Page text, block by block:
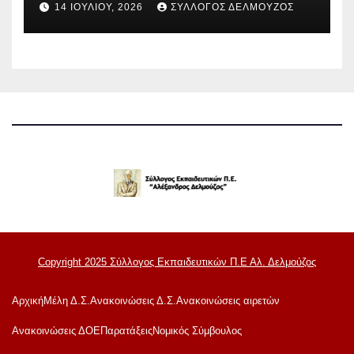
14 ΙΟΥΛΊΟΥ, 2026 ΣΎΛΛΟΓΟΣ ΔΕΛΜΟΎΖΟΣ
Copyright 2025 Σύλλογος Εκπαιδευτικών Π.Ε Αλ. Δελμούζος
ΑρχικήΜέλη Δ.Σ. Ανακοινώσεις Δ.Σ. Ανακοινώσεις αιρετών
Ανακoινώσεις ΔΟΕΠαρατάξειςΝομικός Σύμβουλος